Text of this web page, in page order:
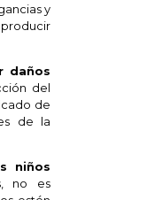
y
daños
del
de
de la
niños
no es